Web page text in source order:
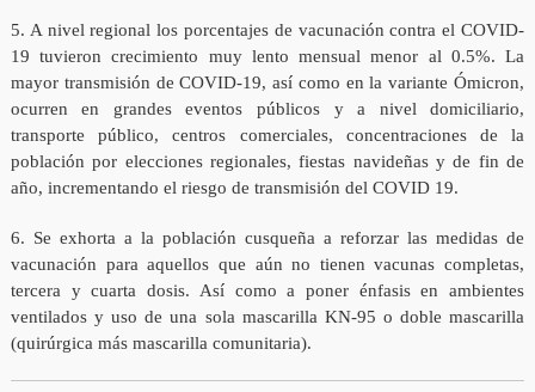
5. A nivel regional los porcentajes de vacunación contra el COVID-
19 tuvieron crecimiento muy lento mensual menor al 0.5%. La
mayor transmisión de COVID-19, así como en la variante Ómicron,
ocurren en grandes eventos públicos y a nivel domiciliario,
transporte público, centros comerciales, concentraciones de la
población por elecciones regionales, fiestas navideñas y de fin de
año, incrementando el riesgo de transmisión del COVID 19.
6. Se exhorta a la población cusqueña a reforzar las medidas de
vacunación para aquellos que aún no tienen vacunas completas,
tercera y cuarta dosis. Así como a poner énfasis en ambientes
ventilados y uso de una sola mascarilla KN-95 o doble mascarilla
(quirúrgica más mascarilla comunitaria).